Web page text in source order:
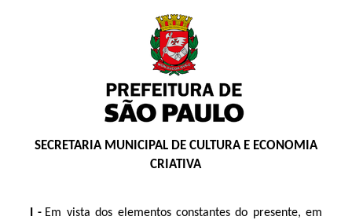
SECRETARIA MUNICIPAL DE CULTURA E ECONOMIA
CRIATIVA
I - Em vista dos elementos constantes do presente, em